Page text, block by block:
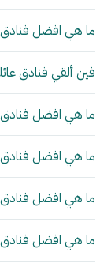
ما هي افضل فنادق
فين ألقي فنادق
ما هي افضل فنادق
ما هي افضل فنادق
ما هي افضل فنادق
ما هي افضل فنادق